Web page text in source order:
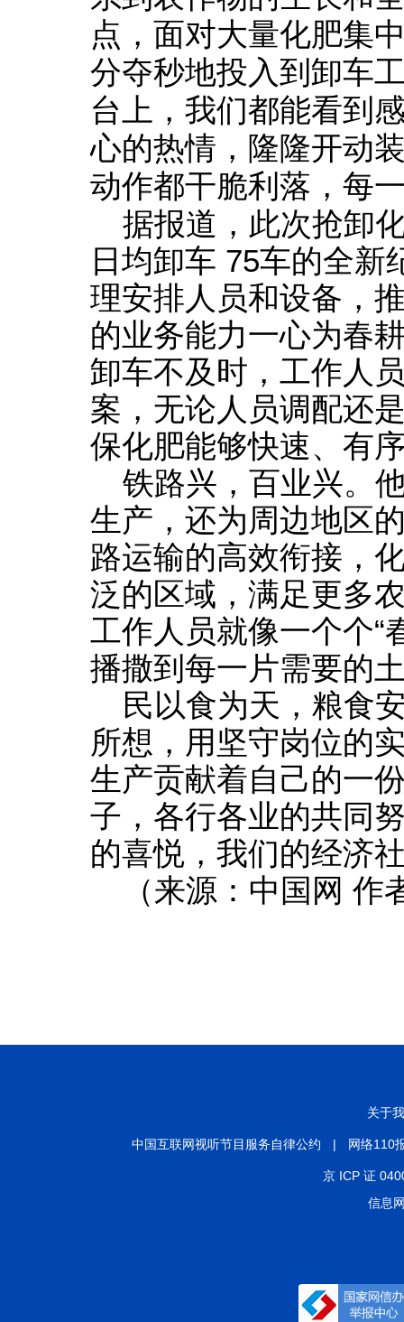
点，面对大量化肥集
分夺秒地投入到卸车
台上，我们都能看到
心的热情，隆隆开动
动作都干脆利落，每
据报道，此次抢卸
日均卸车 75车的全新
理安排人员和设备，
的业务能力一心为春
卸车不及时，工作人
案，无论人员调配还
保化肥能够快速、有
铁路兴，百业兴。
生产，还为周边地区
路运输的高效衔接，
泛的区域，满足更多
工作人员就像一个个“
播撒到每一片需要的
民以食为天，粮食
所想，用坚守岗位的
生产贡献着自己的一
子，各行各业的共同
的喜悦，我们的经济
（来源：中国网
关于
中国互联网视听节目服务自律公约 | 网络110
京 ICP 证
信息